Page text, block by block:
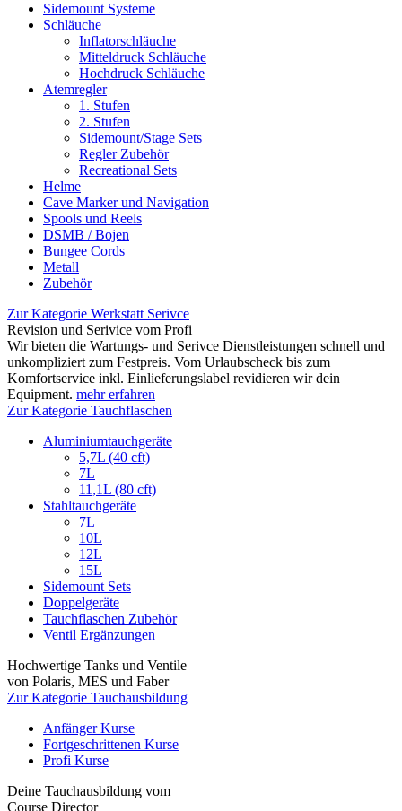
Sidemount Systeme
Schläuche
Inflatorschläuche
Mitteldruck Schläuche
Hochdruck Schläuche
Atemregler
1. Stufen
2. Stufen
Sidemount/Stage Sets
Regler Zubehör
Recreational Sets
Helme
Cave Marker und Navigation
Spools und Reels
DSMB / Bojen
Bungee Cords
Metall
Zubehör
Zur Kategorie Werkstatt Serivce
Revision und Serivice vom Profi
Wir bieten die Wartungs- und Serivce Dienstleistungen schnell und
unkompliziert zum Festpreis. Vom Urlaubscheck bis zum
Komfortservice inkl. Einlieferungslabel revidieren wir dein
Equipment. mehr erfahren
Zur Kategorie Tauchflaschen
Aluminiumtauchgeräte
5,7L (40 cft)
7L
11,1L (80 cft)
Stahltauchgeräte
7L
10L
12L
15L
Sidemount Sets
Doppelgeräte
Tauchflaschen Zubehör
Ventil Ergänzungen
Hochwertige Tanks und Ventile
von Polaris, MES und Faber
Zur Kategorie Tauchausbildung
Anfänger Kurse
Fortgeschrittenen Kurse
Profi Kurse
Deine Tauchausbildung vom
Course Director